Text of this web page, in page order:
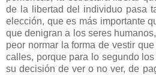
de la libertad del individuo pasa
elección, que es más importante
que denigran a los seres
peor normar la forma de vestir
calles, porque para lo segundo
su decisión de ver o no ver, de